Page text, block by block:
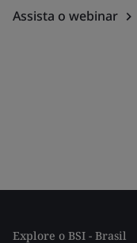
Assista o webinar
Explore o BSI - Brasil